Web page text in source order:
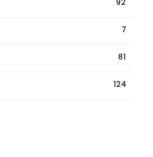
7
81
124